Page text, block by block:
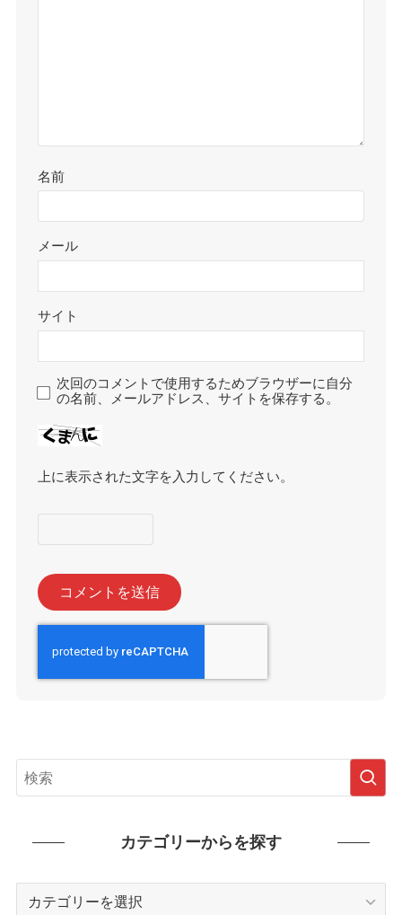
名前
メール
サイト
次回のコメントで使用するためブラウザーに自分
の名前、メールアドレス、サイトを保存する。
上に表示された文字を入力してください。
カテゴリーからを探す